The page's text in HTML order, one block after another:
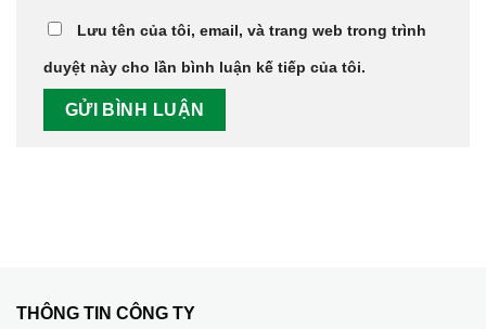
Lưu tên của tôi, email, và trang web trong trình
duyệt này cho lần bình luận kế tiếp của tôi.
THÔNG TIN CÔNG TY